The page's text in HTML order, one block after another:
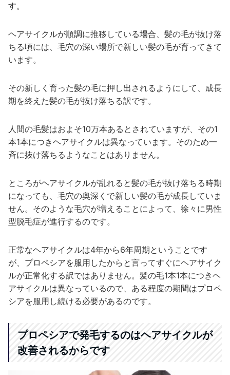
す。
ヘアサイクルが順調に推移している場合、髪の毛が抜け落
ちる頃には、毛穴の深い場所で新しい髪の毛が育ってきて
います。
その新しく育った髪の毛に押し出されるようにして、成長
期を終えた髪の毛が抜け落ちる訳です。
人間の毛髪はおよそ10万本あるとされていますが、その1
本1本につきヘアサイクルは異なっています。そのため一
斉に抜け落ちるようなことはありません。
ところがヘアサイクルが乱れると髪の毛が抜け落ちる時期
になっても、毛穴の奥深くで新しい髪の毛が成長していま
せん。そのような毛穴が増えることによって、徐々に男性
型脱毛症が進行するのです。
正常なヘアサイクルは4年から6年周期ということです
が、プロペシアを服用したからと言ってすぐにヘアサイク
ルが正常化する訳ではありません。髪の毛1本1本につきヘ
アサイクルは異なっているので、ある程度の期間はプロペ
シアを服用し続ける必要があるのです。
プロペシアで発毛するのはヘアサイクルが
改善されるからです